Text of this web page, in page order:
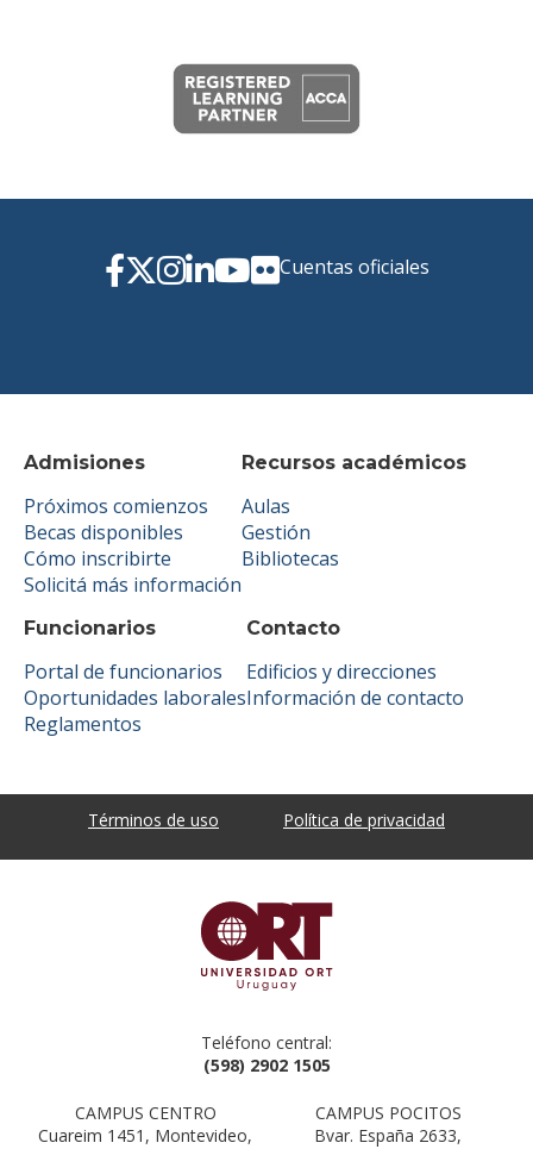
Admisiones
Próximos comienzos
Becas disponibles
Cómo inscribirte
Solicitá más información
Recursos académicos
Aulas
Gestión
Bibliotecas
Funcionarios
Portal de funcionarios
Oportunidades laborales
Reglamentos
Contacto
Edificios y direcciones
Información de contacto
Cuentas oficiales
Términos de uso Política de privacidad
Teléfono central:
(598) 2902 1505
CAMPUS CENTRO
Cuareim 1451, Montevideo,
CAMPUS POCITOS
Bvar. España 2633,